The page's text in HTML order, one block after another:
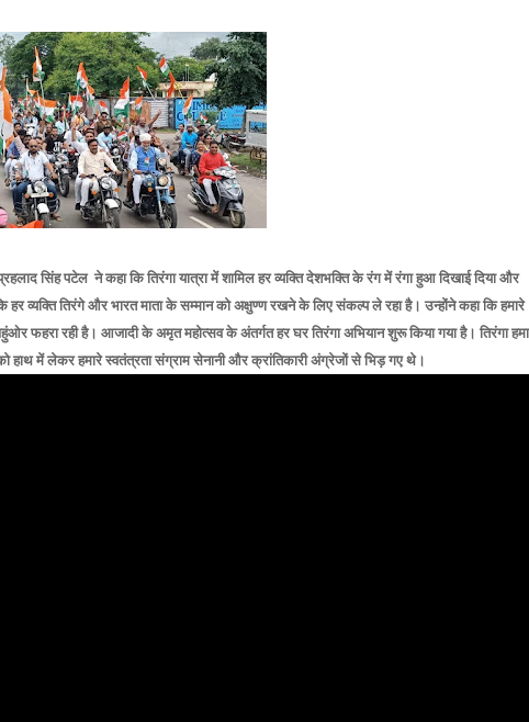
सिंह पटेल ने कहा कि तिरंगा यात्रा में शामिल हर व्यक्ति देशभक्ति के रंग में रंगा हुआ दिखाई दिया और
व्यक्ति तिरंगे और भारत माता के सम्मान को अक्षुण्ण रखने के लिए संकल्प ले रहा है। उन्होंने कहा कि हमारे
फहरा रही है। आजादी के अमृत महोत्सव के अंतर्गत हर घर तिरंगा अभियान शुरू किया गया है। तिरंगा
हाथ में लेकर हमारे स्वतंत्रता संग्राम सेनानी और क्रांतिकारी अंग्रेजों से भिड़ गए थे।